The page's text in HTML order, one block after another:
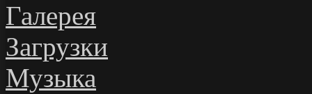
Галерея
Загрузки
Музыка